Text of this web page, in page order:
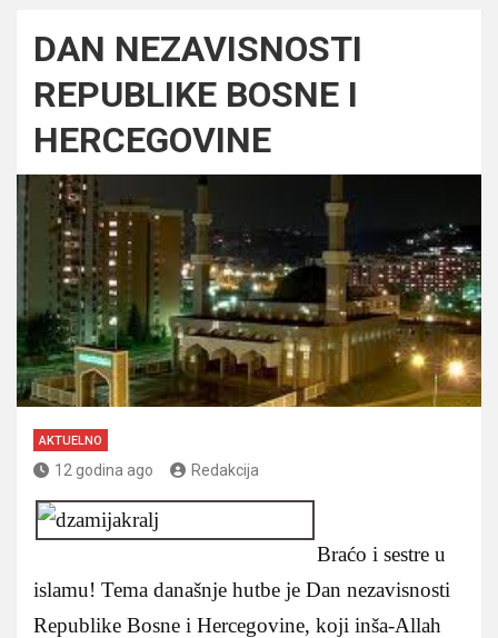
DAN NEZAVISNOSTI
REPUBLIKE BOSNE I
HERCEGOVINE
AKTUELNO
12 godina ago Redakcija
Braćo i sestre u
islamu! Tema današnje hutbe je Dan nezavisnosti
Republike Bosne i Hercegovine, koji inša-Allah